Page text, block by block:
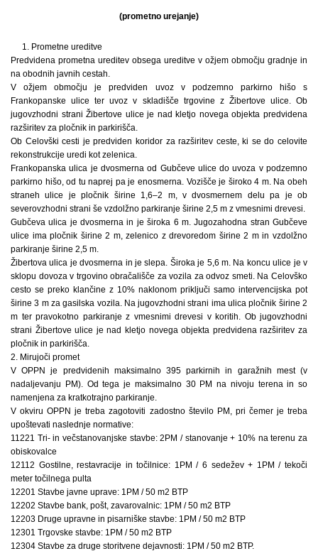
(prometno urejanje)
1. Prometne ureditve
Predvidena prometna ureditev obsega ureditve v ožjem območju gradnje in
na obodnih javnih cestah.
V ožjem območju je predviden uvoz v podzemno parkirno hišo s
Frankopanske ulice ter uvoz v skladišče trgovine z Žibertove ulice. Ob
jugovzhodni strani Žibertove ulice je nad kletjo novega objekta predvidena
razširitev za pločnik in parkirišča.
Ob Celovški cesti je predviden koridor za razširitev ceste, ki se do celovite
rekonstrukcije uredi kot zelenica.
Frankopanska ulica je dvosmerna od Gubčeve ulice do uvoza v podzemno
parkirno hišo, od tu naprej pa je enosmerna. Vozišče je široko 4 m. Na obeh
straneh ulice je pločnik širine 1,6–2 m, v dvosmernem delu pa je ob
severovzhodni strani še vzdolžno parkiranje širine 2,5 m z vmesnimi drevesi.
Gubčeva ulica je dvosmerna in je široka 6 m. Jugozahodna stran Gubčeve
ulice ima pločnik širine 2 m, zelenico z drevoredom širine 2 m in vzdolžno
parkiranje širine 2,5 m.
Žibertova ulica je dvosmerna in je slepa. Široka je 5,6 m. Na koncu ulice je v
sklopu dovoza v trgovino obračališče za vozila za odvoz smeti. Na Celovško
cesto se preko klančine z 10% naklonom priključi samo intervencijska pot
širine 3 m za gasilska vozila. Na jugovzhodni strani ima ulica pločnik širine 2
m ter pravokotno parkiranje z vmesnimi drevesi v koritih. Ob jugovzhodni
strani Žibertove ulice je nad kletjo novega objekta predvidena razširitev za
pločnik in parkirišča.
2. Mirujoči promet
V OPPN je predvidenih maksimalno 395 parkirnih in garažnih mest (v
nadaljevanju PM). Od tega je maksimalno 30 PM na nivoju terena in so
namenjena za kratkotrajno parkiranje.
V okviru OPPN je treba zagotoviti zadostno število PM, pri čemer je treba
upoštevati naslednje normative:
11221 Tri- in večstanovanjske stavbe: 2PM / stanovanje + 10% na terenu za
obiskovalce
12112 Gostilne, restavracije in točilnice: 1PM / 6 sedežev + 1PM / tekoči
meter točilnega pulta
12201 Stavbe javne uprave: 1PM / 50 m2 BTP
12202 Stavbe bank, pošt, zavarovalnic: 1PM / 50 m2 BTP
12203 Druge upravne in pisarniške stavbe: 1PM / 50 m2 BTP
12301 Trgovske stavbe: 1PM / 50 m2 BTP
12304 Stavbe za druge storitvene dejavnosti: 1PM / 50 m2 BTP.